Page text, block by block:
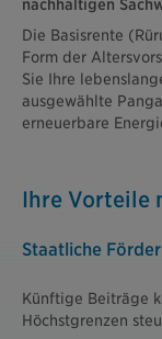
nachhaltigen
Die Basisrente
Form der
Sie Ihre
ausgewählte
erneuerbare
Ihre Vorteile
Staatliche
Künftige Beiträge
Höchstgrenzen